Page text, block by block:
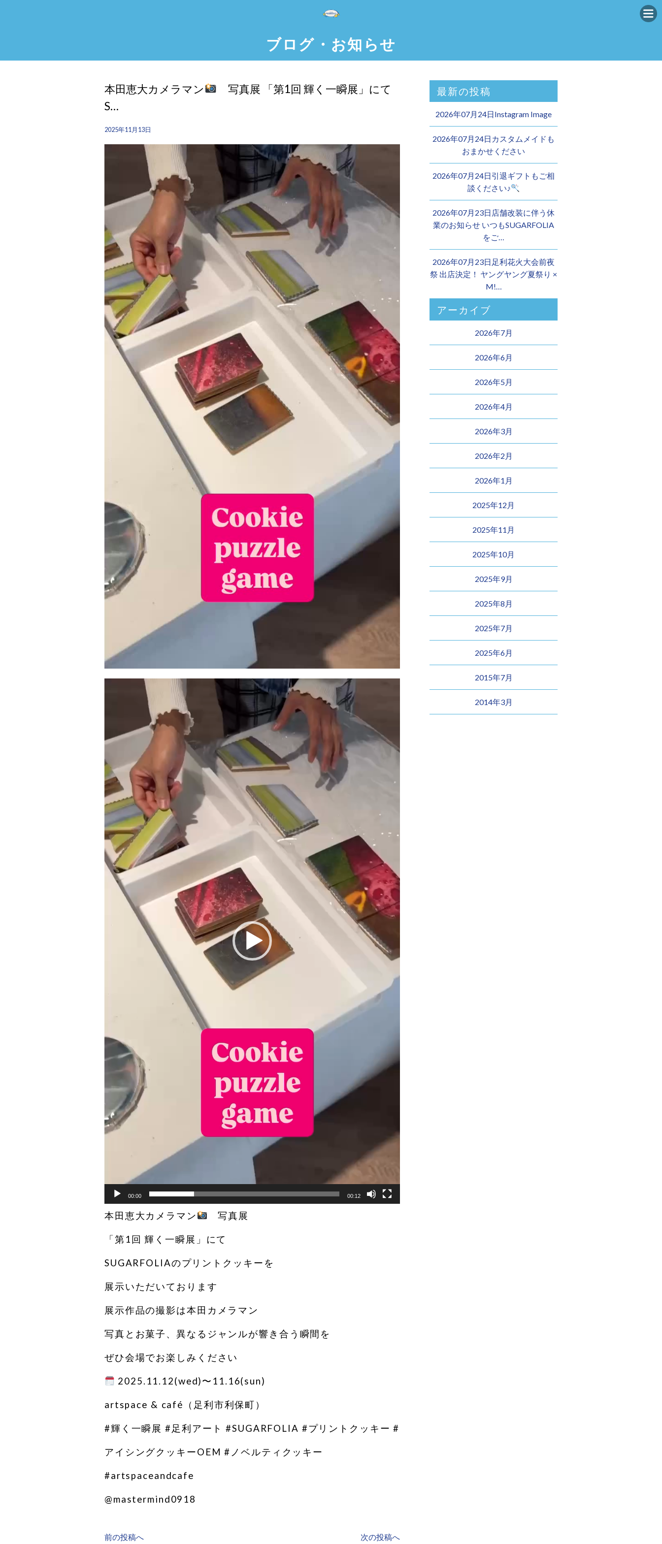
ブログ・お知らせ
本田恵大カメラマン
写真展 「第1回 輝く一瞬展」にて
S…
2025年11月13日
ヤ
ー
00:00 00:12
本田恵大カメラマン 写真展
「第1回 輝く一瞬展」にて
SUGARFOLIAのプリントクッキーを
展示いただいております
展示作品の撮影は本田カメラマン
写真とお菓子、異なるジャンルが響き合う瞬間を
ぜひ会場でお楽しみください
2025.11.12(wed)〜11.16(sun)
artspace & café（足利市利保町）
#輝く一瞬展 #足利アート #SUGARFOLIA #プリントクッキー #
アイシングクッキーOEM #ノベルティクッキー
#artspaceandcafe
@mastermind0918
前の投稿へ 次の投稿へ
最新の投稿
2026年07月24日Instagram Image
2026年07月24日カスタムメイドも
おまかせください︎
2026年07月24日引退ギフトもご相
談ください♪
2026年07月23日店舗改装に伴う休
業のお知らせ いつもSUGARFOLIA
をご…
2026年07月23日足利花火大会前夜
祭 出店決定！ ヤングヤング夏祭り ×
M!…
アーカイブ
2026年7月
2026年6月
2026年5月
2026年4月
2026年3月
2026年2月
2026年1月
2025年12月
2025年11月
2025年10月
2025年9月
2025年8月
2025年7月
2025年6月
2015年7月
2014年3月